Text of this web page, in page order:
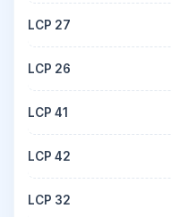
LCP 27
LCP 26
LCP 41
LCP 42
LCP 32